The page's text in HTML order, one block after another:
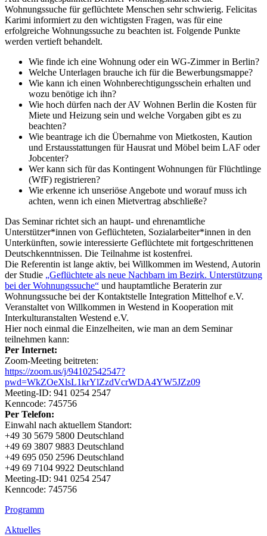
Wohnungssuche für geflüchtete Menschen sehr schwierig. Felicitas
Karimi informiert zu den wichtigsten Fragen, was für eine
erfolgreiche Wohnungssuche zu beachten ist. Folgende Punkte
werden vertieft behandelt.
Wie finde ich eine Wohnung oder ein WG-Zimmer in Berlin?
Welche Unterlagen brauche ich für die Bewerbungsmappe?
Wie kann ich einen Wohnberechtigungsschein erhalten und
wozu benötige ich ihn?
Wie hoch dürfen nach der AV Wohnen Berlin die Kosten für
Miete und Heizung sein und welche Vorgaben gibt es zu
beachten?
Wie beantrage ich die Übernahme von Mietkosten, Kaution
und Erstausstattungen für Hausrat und Möbel beim LAF oder
Jobcenter?
Wer kann sich für das Kontingent Wohnungen für Flüchtlinge
(WfF) registrieren?
Wie erkenne ich unseriöse Angebote und worauf muss ich
achten, wenn ich einen Mietvertrag abschließe?
Das Seminar richtet sich an haupt- und ehrenamtliche
Unterstützer*innen von Geflüchteten, Sozialarbeiter*innen in den
Unterkünften, sowie interessierte Geflüchtete mit fortgeschrittenen
Deutschkenntnissen. Die Teilnahme ist kostenfrei.
Die Referentin ist lange aktiv, bei Willkommen im Westend, Autorin
der Studie „Geflüchtete als neue Nachbarn im Bezirk. Unterstützung
bei der Wohnungssuche“ und hauptamtliche Beraterin zur
Wohnungssuche bei der Kontaktstelle Integration Mittelhof e.V.
Veranstaltet von Willkommen in Westend in Kooperation mit
Interkulturanstalten Westend e.V.
Hier noch einmal die Einzelheiten, wie man an dem Seminar
teilnehmen kann:
Per Internet:
Zoom-Meeting beitreten:
https://zoom.us/j/94102542547?
pwd=WkZOeXlsL1krYlZzdVcrWDA4YW5JZz09
Meeting-ID: 941 0254 2547
Kenncode: 745756
Per Telefon:
Einwahl nach aktuellem Standort:
+49 30 5679 5800 Deutschland
+49 69 3807 9883 Deutschland
+49 695 050 2596 Deutschland
+49 69 7104 9922 Deutschland
Meeting-ID: 941 0254 2547
Kenncode: 745756
Footer
Inhalt
Programm
Aktuelles